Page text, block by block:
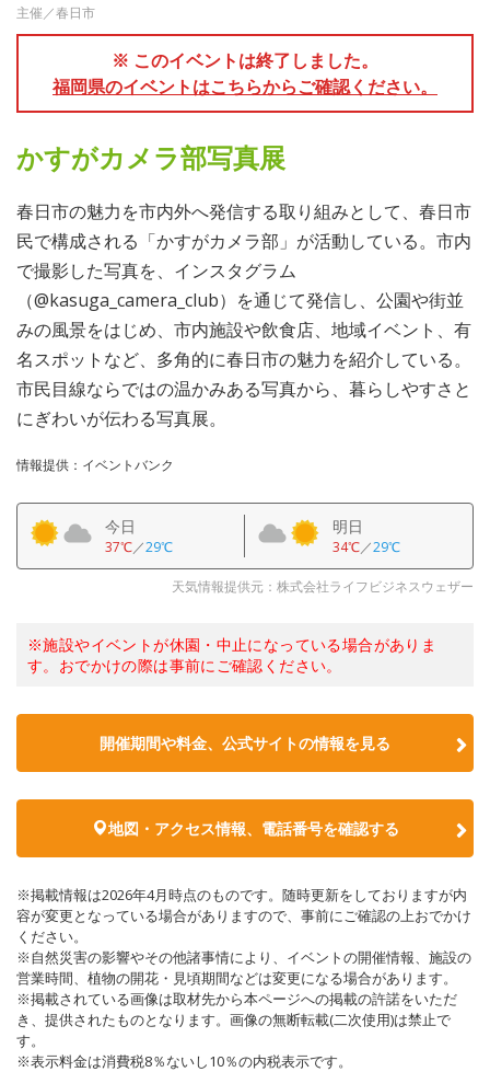
主催／春日市
※ このイベントは終了しました。
福岡県のイベントはこちらからご確認ください。
かすがカメラ部写真展
春日市の魅力を市内外へ発信する取り組みとして、春日市
民で構成される「かすがカメラ部」が活動している。市内
で撮影した写真を、インスタグラム
（@kasuga_camera_club）を通じて発信し、公園や街並
みの風景をはじめ、市内施設や飲食店、地域イベント、有
名スポットなど、多角的に春日市の魅力を紹介している。
市民目線ならではの温かみある写真から、暮らしやすさと
にぎわいが伝わる写真展。
情報提供：イベントバンク
今日
37℃／29℃
明日
34℃／29℃
天気情報提供元：株式会社ライフビジネスウェザー
※施設やイベントが休園・中止になっている場合がありま
す。おでかけの際は事前にご確認ください。
開催期間や料金、公式サイトの情報を見る
地図・アクセス情報、電話番号を確認する
※掲載情報は2026年4月時点のものです。随時更新をしておりますが内
容が変更となっている場合がありますので、事前にご確認の上おでかけ
ください。
※自然災害の影響やその他諸事情により、イベントの開催情報、施設の
営業時間、植物の開花・見頃期間などは変更になる場合があります。
※掲載されている画像は取材先から本ページへの掲載の許諾をいただ
き、提供されたものとなります。画像の無断転載(二次使用)は禁止で
す。
※表示料金は消費税8％ないし10％の内税表示です。